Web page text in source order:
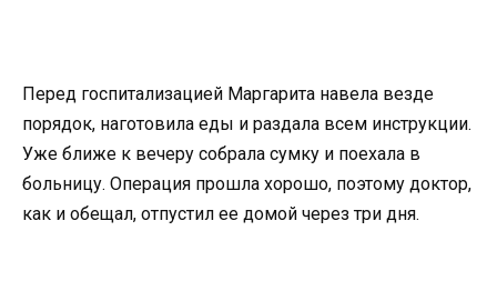
Перед госпитализацией Маргарита навела везде
порядок, наготовила еды и раздала всем инструкции.
Уже ближе к вечеру собрала сумку и поехала в
больницу. Операция прошла хорошо, поэтому доктор,
как и обещал, отпустил ее домой через три дня.